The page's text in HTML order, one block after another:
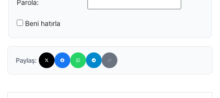
Parola:
Beni hatırla
Paylaş: